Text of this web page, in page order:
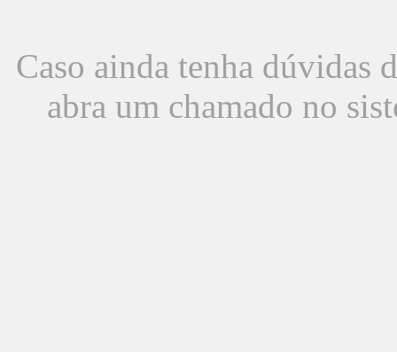
Caso ainda tenha dúvidas
abra um chamado no